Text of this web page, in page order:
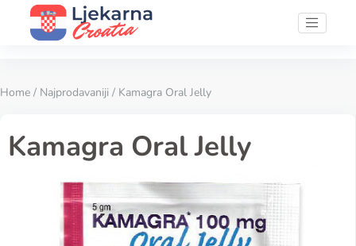
Home / Najprodavaniji / Kamagra Oral Jelly
Kamagra Oral Jelly